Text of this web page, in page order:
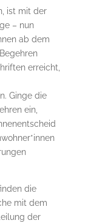
ist mit der
– nun
ab dem
erreicht,
Ginge die
ein,
die
mit dem
der